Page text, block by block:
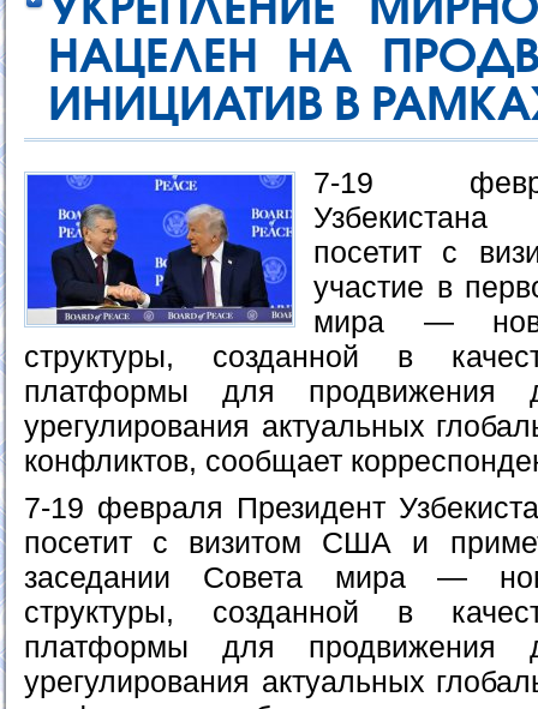
УКРЕПЛЕНИЕ
НАЦЕЛЕН НА
ИНИЦИАТИВ В
7-19
посетит с
участие в
мира —
структуры, созданной в
платформы для продвижения
урегулирования актуальных
конфликтов, сообщает
7-19 февраля Президент
посетит с визитом США и
заседании Совета мира —
структуры, созданной в
платформы для продвижения
урегулирования актуальных